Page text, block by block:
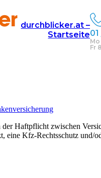
durchblicker.at –
Startseite
Fr
Haftpflicht zwischen
eine Kfz-Rechtsschutz und/